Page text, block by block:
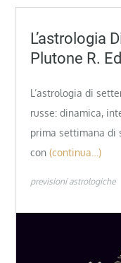
L’astrologia
Plutone R.
L’astrologia di
russe: dinamica,
prima settimana di
con (continua…)
previsioni astrologiche